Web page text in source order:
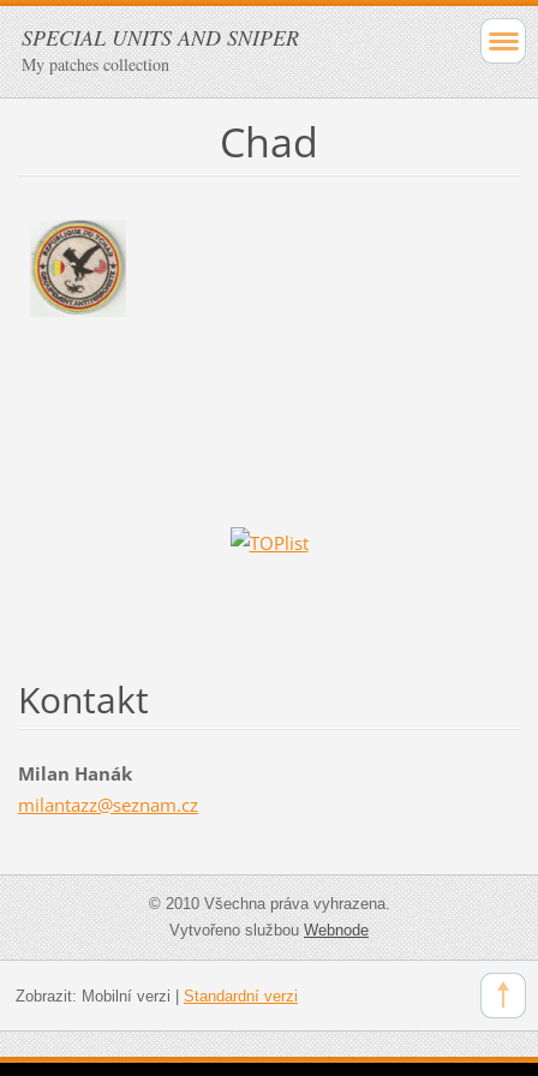
SPECIAL UNITS AND SNIPER
My patches collection
Chad
Kontakt
Milan Hanák
milantazz@seznam.cz
© 2010 Všechna práva vyhrazena.
Vytvořeno službouWebnode
Zobrazit: Mobilní verzi Standardní verzi